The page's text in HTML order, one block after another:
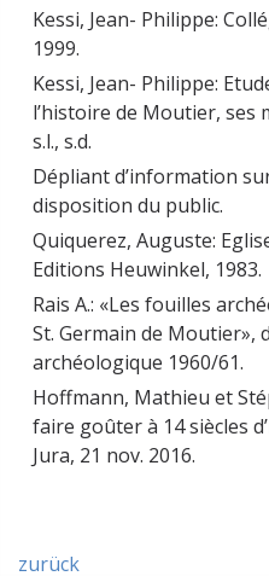
Kessi, Jean- Philippe:
1999.
Kessi, Jean- Philippe:
l’histoire de Moutier, ses
s.l., s.d.
Dépliant d’information
disposition du public.
Quiquerez, Auguste:
Editions Heuwinkel, 1983.
Rais A.: «Les fouilles
St. Germain de Moutier»,
archéologique 1960/61.
Hoffmann, Mathieu et
faire goûter à 14 siècles
Jura, 21 nov. 2016.
zurück